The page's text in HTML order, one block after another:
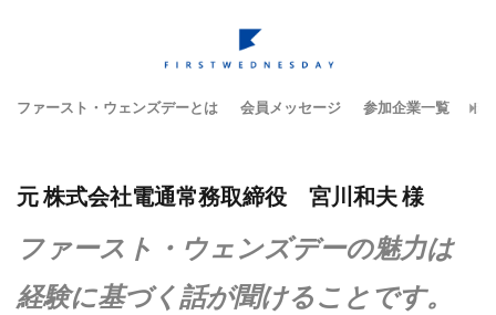
ファースト・ウェンズデーとは 会員メッセージ 参加企業一覧 テ
元 株式会社電通常務取締役 宮川和夫 様
ファースト・ウェンズデーの魅力は
経験に基づく話が聞けることです。